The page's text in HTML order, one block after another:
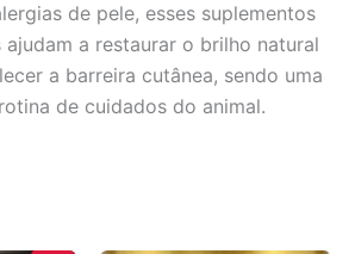
de pele, esses suplementos
a restaurar o brilho natural
a barreira cutânea, sendo uma
de cuidados do animal.